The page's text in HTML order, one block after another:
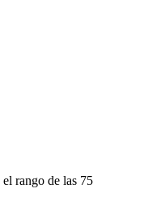
rango de las 75